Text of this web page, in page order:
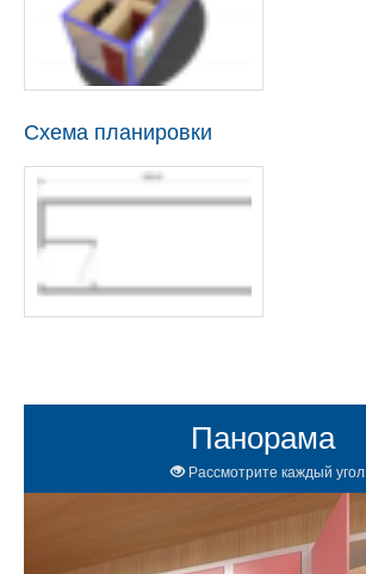
Схема планировки
Панорама
Рассмотрите каждый угол